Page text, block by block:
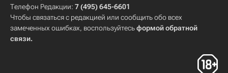
Телефон Редакции: 7 (495) 645-6601
Чтобы связаться с редакцией или сообщить обо всех
замеченных ошибках, воспользуйтесьформой обратной
связи.